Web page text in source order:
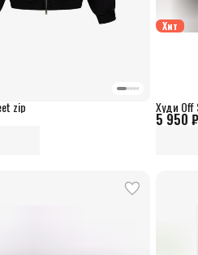
zip
Хит
5 950 ₽
Худи Off